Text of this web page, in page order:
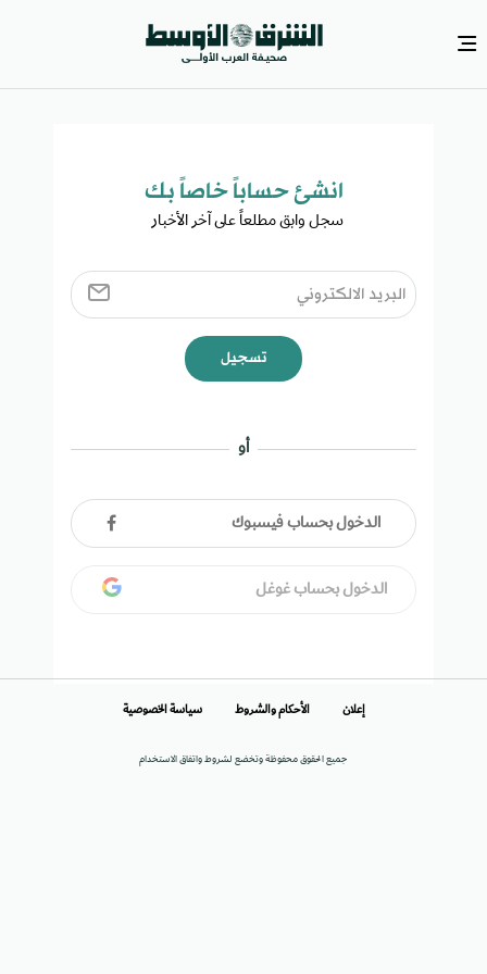
انشئ حساباً خاصاً بك​
سجل وابق مطلعاً على آخر الأخبار ​
تسجيل
أو
الدخول بحساب فيسبوك
الدخول بحساب غوغل
جميع الحقوق محفوظة وتخضع لشروط واتفاق الاستخدام
إعلان الأحكام والشروط سياسة الخصوصية